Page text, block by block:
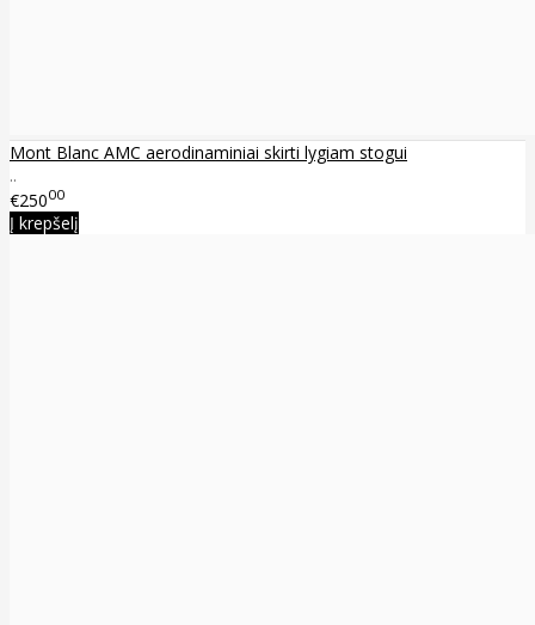
Mont Blanc AMC aerodinaminiai skirti lygiam stogui
..
€25000
Į krepšelį